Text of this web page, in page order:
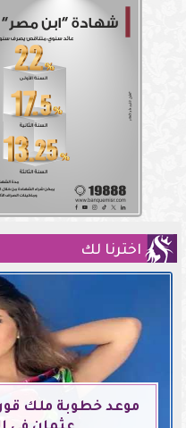
اخترنا لك
موعد خطوبة ملك